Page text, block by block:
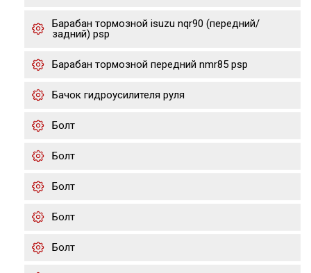
Барабан тормозной isuzu nqr90 (передний/
задний) psp
Барабан тормозной передний nmr85 psp
Бачок гидроусилителя руля
Болт
Болт
Болт
Болт
Болт